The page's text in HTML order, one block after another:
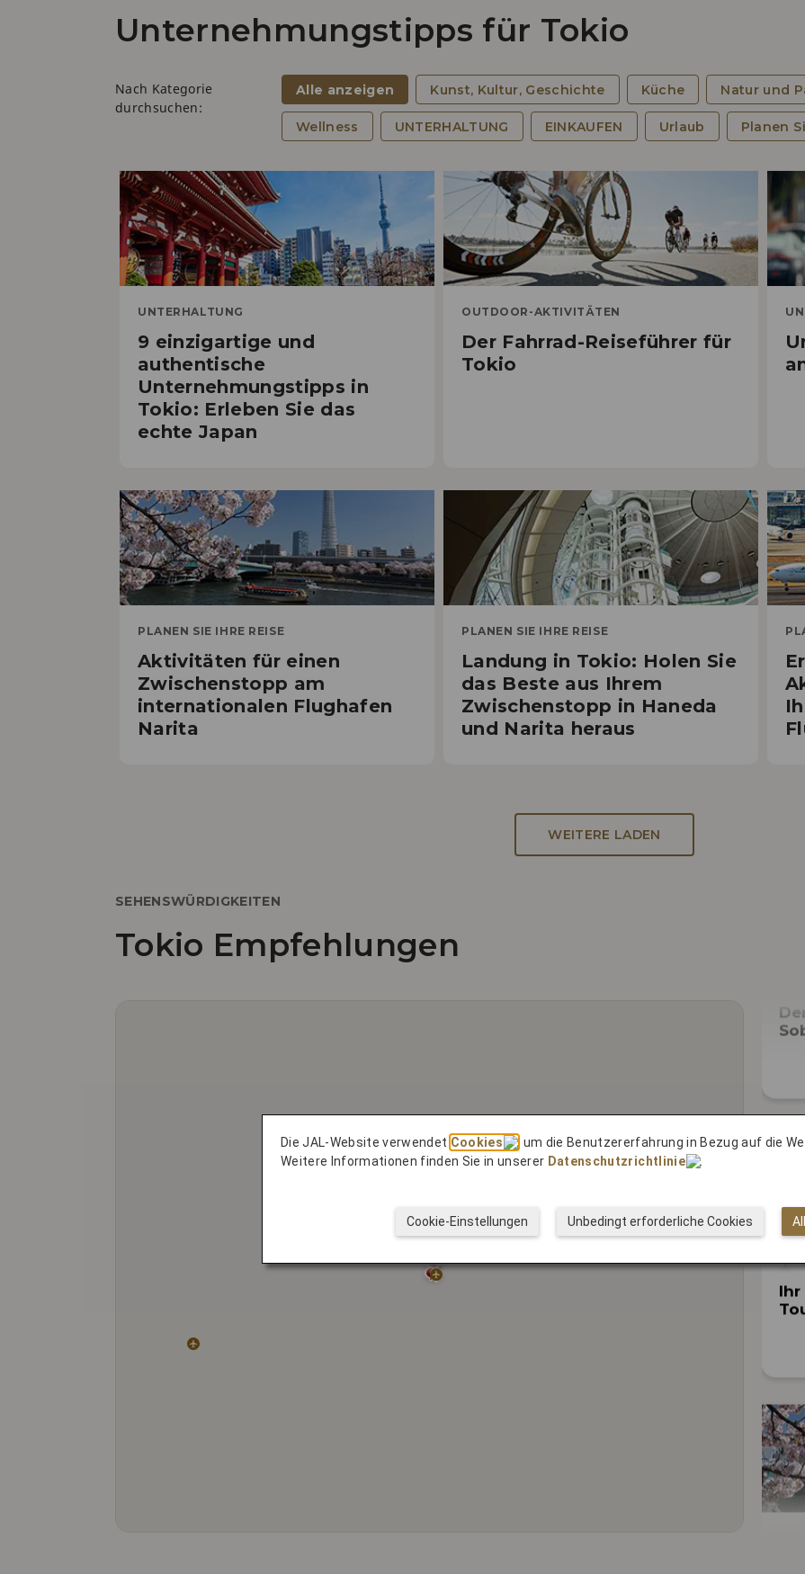
Unternehmungstipps für Tokio
Nach Kategorie
durchsuchen:
Alle anzeigen Kunst, Kultur, Geschichte Küche Natur und
Wellness UNTERHALTUNG EINKAUFEN Urlaub Planen
UNTERHALTUNG
9 einzigartige und
authentische
Unternehmungstipps in
Tokio: Erleben Sie das
echte Japan
OUTDOOR-AKTIVITÄTEN
Der Fahrrad-Reiseführer für
Tokio
PLANEN SIE IHRE REISE
Aktivitäten für einen
Zwischenstopp am
internationalen Flughafen
Narita
PLANEN SIE IHRE REISE
Landung in Tokio: Holen Sie
das Beste aus Ihrem
Zwischenstopp in Haneda
und Narita heraus
WEITERE LADEN
SEHENSWÜRDIGKEITEN
Tokio Empfehlungen
Ihr
Die JAL-Website verwendet Cookies
, um die Benutzererfahrung in Bezug auf die
Weitere Informationen finden Sie in unserer Datenschutzrichtlinie .
Unbedingt erforderliche Cookies
Cookie-Einstellungen